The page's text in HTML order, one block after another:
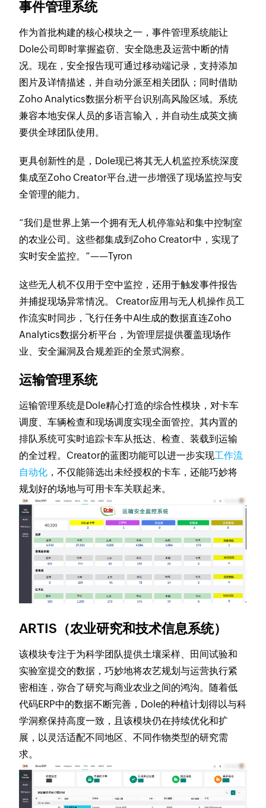
事件管理系统
作为首批构建的核心模块之一，事件管理系统能让
Dole公司即时掌握盗窃、安全隐患及运营中断的情
况。现在，安全报告现可通过移动端记录，支持添加
图片及详情描述，并自动分派至相关团队；同时借助
Zoho Analytics数据分析平台识别高风险区域。系统
兼容本地安保人员的多语言输入，并自动生成英文摘
要供全球团队使用。
更具创新性的是，Dole现已将其无人机监控系统深度
集成至Zoho Creator平台,进一步增强了现场监控与安
全管理的能力。
“我们是世界上第一个拥有无人机停靠站和集中控制室
的农业公司。这些都集成到Zoho Creator中，实现了
实时安全监控。”——Tyron
这些无人机不仅用于空中监控，还用于触发事件报告
并捕捉现场异常情况。 Creator应用与无人机操作员工
作流实时同步，飞行任务中AI生成的数据直连Zoho
Analytics数据分析平台，为管理层提供覆盖现场作
业、安全漏洞及合规差距的全景式洞察。
运输管理系统
运输管理系统是Dole精心打造的综合性模块，对卡车
调度、车辆检查和现场调度实现全面管控。其内置的
排队系统可实时追踪卡车从抵达、检查、装载到运输
的全过程。Creator的蓝图功能可以进一步实现工作流
自动化 ，不仅能筛选出未经授权的卡车，还能巧妙将
规划好的场地与可用卡车关联起来。
ARTIS（农业研究和技术信息系统）
该模块专注于为科学团队提供土壤采样、田间试验和
实验室提交的数据，巧妙地将农艺规划与运营执行紧
密相连，弥合了研究与商业农业之间的鸿沟。随着低
代码ERP中的数据不断完善，Dole的种植计划得以与科
学洞察保持高度一致，且该模块仍在持续优化和扩
展，以灵活适配不同地区、不同作物类型的研究需
求。